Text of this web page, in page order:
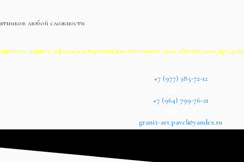
любой сложности
нашего офиса/мастерской/выставочного зала обязательно
+7 (977) 385-72-12
+7 (964) 799-76-21
granit-art.pavel@yandex.ru